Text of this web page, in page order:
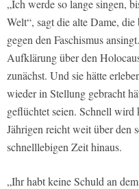
„Ich werde so lange singen,
Welt“, sagt die alte Dame,
gegen den Faschismus
Aufklärung über den
zunächst. Und sie hätte
wieder in Stellung gebracht
geflüchtet seien. Schnell wird
Jährigen reicht weit über den
schnelllebigen Zeit hinaus.
„Ihr habt keine Schuld an